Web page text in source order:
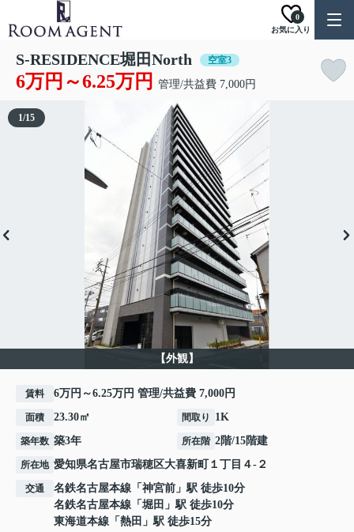
お気に入り
0
S-RESIDENCE堀田North 空室3
6万円～6.25万円 管理/共益費 7,000円
【外観】
1/15
賃料 6万円～6.25万円 管理/共益費 7,000円
面積 23.30㎡ 間取り 1K
築年数 築3年 所在階 2階/15階建
所在地 愛知県名古屋市瑞穂区大喜新町 １丁目４-２
交通 名鉄名古屋本線 「 神宮前 」駅 徒歩10分
名鉄名古屋本線 「 堀田 」駅 徒歩10分
東海道本線 「 熱田 」駅 徒歩15分